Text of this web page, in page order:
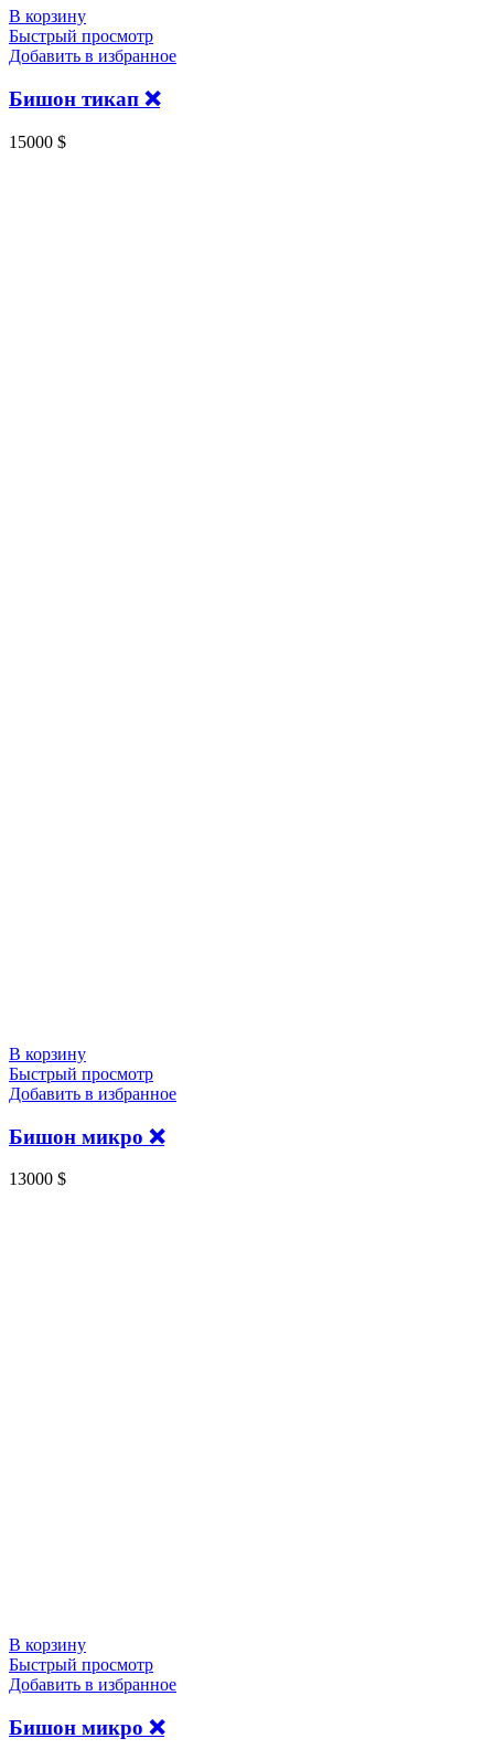
В корзину
Быстрый просмотр
Добавить в избранное
Бишон тикап ❌
15000 $
В корзину
Быстрый просмотр
Добавить в избранное
Бишон микро ❌️
13000 $
В корзину
Быстрый просмотр
Добавить в избранное
Бишон микро ❌